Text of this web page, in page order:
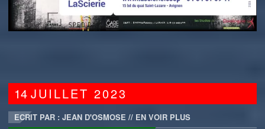
14JUILLET2023
ECRIT PAR : JEAN D'OSMOSE // EN VOIR PLUS